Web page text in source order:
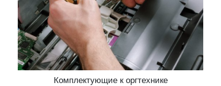
Комплектующие к оргтехнике